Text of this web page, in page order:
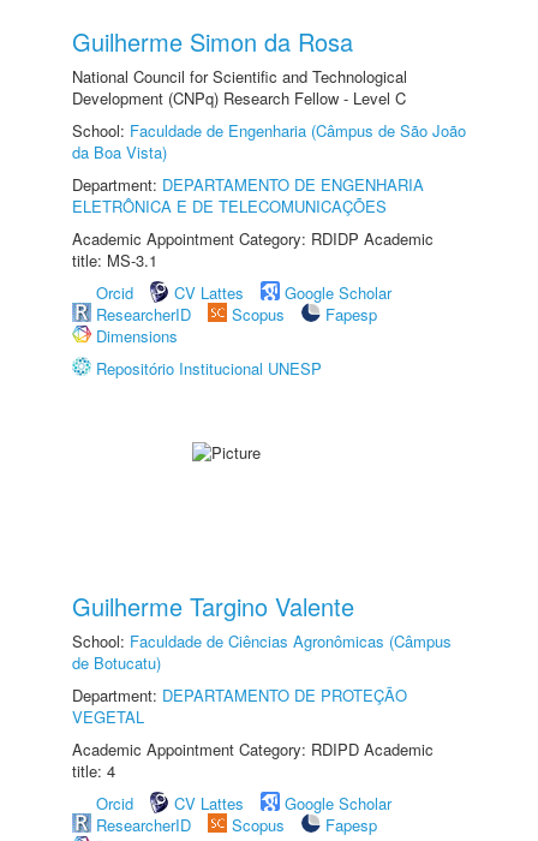
Guilherme Simon da Rosa
National Council for Scientific and Technological
Development (CNPq) Research Fellow - Level C
School: Faculdade de Engenharia (Câmpus de São João
da Boa Vista)
Department: DEPARTAMENTO DE ENGENHARIA
ELETRÔNICA E DE TELECOMUNICAÇÕES
Academic Appointment Category: RDIDP Academic
title: MS-3.1
Orcid
CV Lattes
Google Scholar
ResearcherID
Scopus
Fapesp
Dimensions
Repositório Institucional UNESP
Guilherme Targino Valente
School: Faculdade de Ciências Agronômicas (Câmpus
de Botucatu)
Department: DEPARTAMENTO DE PROTEÇÃO
VEGETAL
Academic Appointment Category: RDIPD Academic
title: 4
Orcid
CV Lattes
Google Scholar
ResearcherID
Scopus
Fapesp